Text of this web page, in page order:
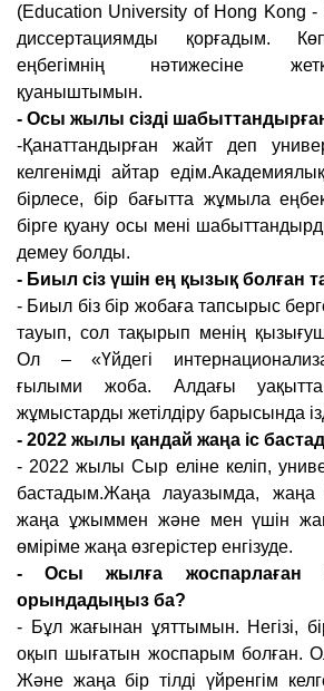
(Education University of Hong Kong -
диссертациямды қорғадым.
еңбегімнің нәтижесіне
қуаныштымын.
- Осы жылы сізді
-Қанаттандырған жайт деп
келгенімді айтар
бірлесе, бір бағытта жұмыла еңбек
бірге қуану осы мені
демеу болды.
- Биыл сіз үшін ең қызық болған
- Биыл біз бір жобаға тапсырыс
тауып, сол тақырып менің
Ол – «Үйдегі
ғылыми жоба. Алдағы
жұмыстарды жетілдіру барысында
- 2022 жылы қандай жаңа іс
- 2022 жылы Сыр еліне келіп,
бастадым.Жаңа лауазымда, жаңа
жаңа ұжыммен және мен үшін
өміріме жаңа өзгерістер енгізуде.
- Осы жылға жоспарлаған
орындадыңыз ба?
- Бұл жағынан ұяттымын. Негізі,
оқып шығатын жоспарым болған.
Және жаңа бір тілді үйренгім